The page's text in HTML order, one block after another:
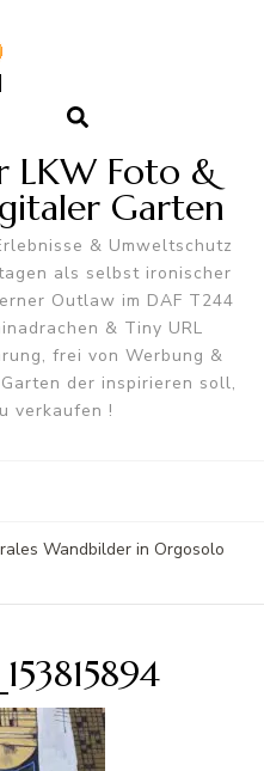
LKW Foto &
Garten
& Umweltschutz
als selbst ironischer
Outlaw im DAF T244
& Tiny URL
frei von Werbung &
der inspirieren soll,
verkaufen !
Wandbilder in Orgosolo